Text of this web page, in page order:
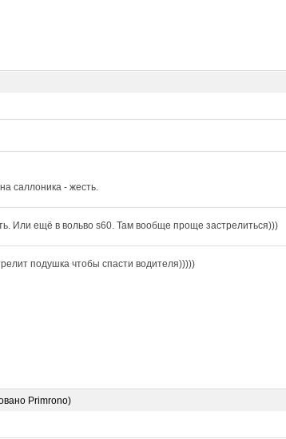
саллоника - жесть.
Или ещё в вольво s60. Там вообще проще застрелиться)))
подушка чтобы спасти водителя)))))
Primrono)